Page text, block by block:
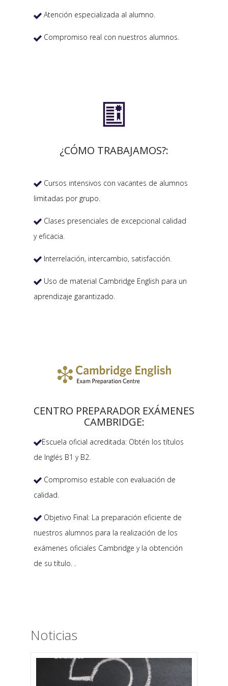
 Atención especializada al alumno.
 Compromiso real con nuestros alumnos.

¿CÓMO TRABAJAMOS?:
 Cursos intensivos con vacantes de alumnos
limitadas por grupo.
 Clases presenciales de excepcional calidad
y eficacia.
 Interrelación, intercambio, satisfacción.
 Uso de material Cambridge English para un
aprendizaje garantizado.
CENTRO PREPARADOR EXÁMENES
CAMBRIDGE:
Escuela oficial acreditada: Obtén los títulos
de Inglés B1 y B2.
 Compromiso estable con evaluación de
calidad.
 Objetivo Final: La preparación eficiente de
nuestros alumnos para la realización de los
exámenes oficiales Cambridge y la obtención
de su título. .
Noticias